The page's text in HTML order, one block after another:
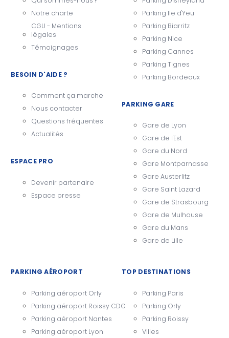
Notre charte
CGU - Mentions
légales
Témoignages
BESOIN D'AIDE ?
Comment ça marche
Nous contacter
Questions fréquentes
Actualités
ESPACE PRO
Devenir partenaire
Espace presse
Parking Ile d'Yeu
Parking Biarritz
Parking Nice
Parking Cannes
Parking Tignes
Parking Bordeaux
PARKING GARE
Gare de Lyon
Gare de l'Est
Gare du Nord
Gare Montparnasse
Gare Austerlitz
Gare Saint Lazard
Gare de Strasbourg
Gare de Mulhouse
Gare du Mans
Gare de Lille
PARKING AÉROPORT
Parking aéroport Orly
Parking aéroport Roissy CDG
Parking aéroport Nantes
Parking aéroport Lyon
TOP DESTINATIONS
Parking Paris
Parking Orly
Parking Roissy
Villes